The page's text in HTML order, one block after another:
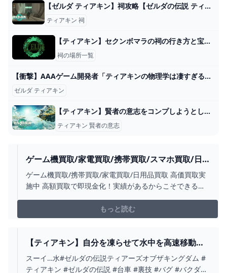
【ゼルダ ティアキン】祠攻略【ゼルダの伝説 ティアーズオブザキングダム】 - YouTube
ティアキン 祠
【ティアキン】セクンボマラの祠の行き方と宝箱｜ラウルの祝福【ゼルダの伝説ティアーズオブザキングダム】
祠の場所一覧
【衝撃】AAAゲーム開発者「ティアキンの物理学は凄すぎる。なんでこんな設計図になってるのか」 · Helck(ヘルク) 第9話 感想：大陸へゴール！卑劣な蛮族にヘルクもキレる！ 2024
ゼルダ ティアキン
【ティアキン】賢者の意志をコンプしようとしてるがすでに取った場所メモって無かったのでどうしたもんかと : ゼルダの伝説 ティアーズ オブ ザ キングダム攻略まとめ速報
ティアキン 賢者の意志
ゲーム機買取/家電買取/携帯買取/スマホ買取/日
用品買取/PS5/SWITCH｜買取一丁目
ゲーム機買取/携帯買取/家電買取/日用品買取 高価買取実
施中 高額買取で即現金化！実績があるからこそできる業
ホ、家電、日用品などの買取ならお任せください。大
塚・池袋・秋葉原・新宿・北戸田・大阪・なんば（難
かがですか？
もっと読む
【ティアキン】自分を凍らせて水中を高速移動す
るリンク【ゼルダの伝説 ティアーズ オブ ザ キン
グダム】 - YOUTUBE
スーイ…水#ゼルダの伝説ティアーズオブザキングダム #
ティアキン #ゼルダの伝説 #台車 #裏技 #バグ #バクダン